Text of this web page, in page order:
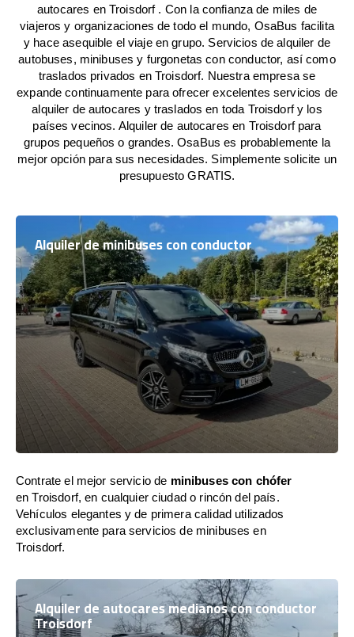
autocares en Troisdorf . Con la confianza de miles de
viajeros y organizaciones de todo el mundo, OsaBus facilita
y hace asequible el viaje en grupo. Servicios de alquiler de
autobuses, minibuses y furgonetas con conductor, así como
traslados privados en Troisdorf. Nuestra empresa se
expande continuamente para ofrecer excelentes servicios de
alquiler de autocares y traslados en toda Troisdorf y los
países vecinos. Alquiler de autocares en Troisdorf para
grupos pequeños o grandes. OsaBus es probablemente la
mejor opción para sus necesidades. Simplemente solicite un
presupuesto GRATIS.
Alquiler de minibuses con conductor
Contrate el mejor servicio de minibuses con chófer
en Troisdorf, en cualquier ciudad o rincón del país.
Vehículos elegantes y de primera calidad utilizados
exclusivamente para servicios de minibuses en
Troisdorf.
Alquiler de autocares medianos con conductor
Troisdorf